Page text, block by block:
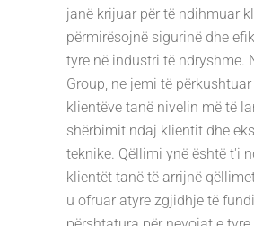
janë krijuar për të ndihmuar
përmirësojnë sigurinë dhe
tyre në industri të ndryshme.
Group, ne jemi të
klientëve tanë nivelin më të
shërbimit ndaj klientit dhe
teknike. Qëllimi ynë është t'i
klientët tanë të arrijnë
u ofruar atyre zgjidhje të